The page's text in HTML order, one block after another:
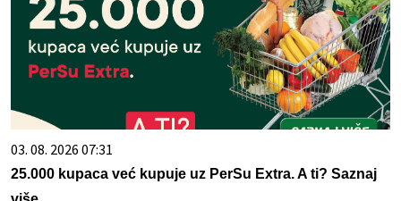
03. 08. 2026 07:31
25.000 kupaca već kupuje uz PerSu Extra. A ti? Saznaj